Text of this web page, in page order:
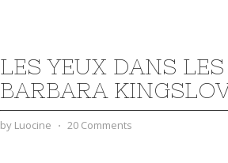
LES YEUX DANS
BARBARA
by Luocine ⋅ 20 Comments